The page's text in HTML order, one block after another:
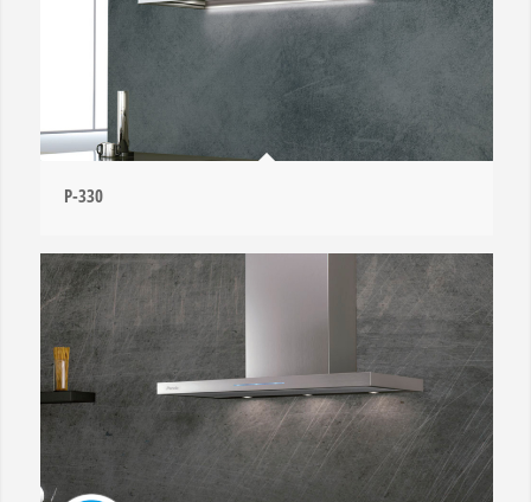
P-330